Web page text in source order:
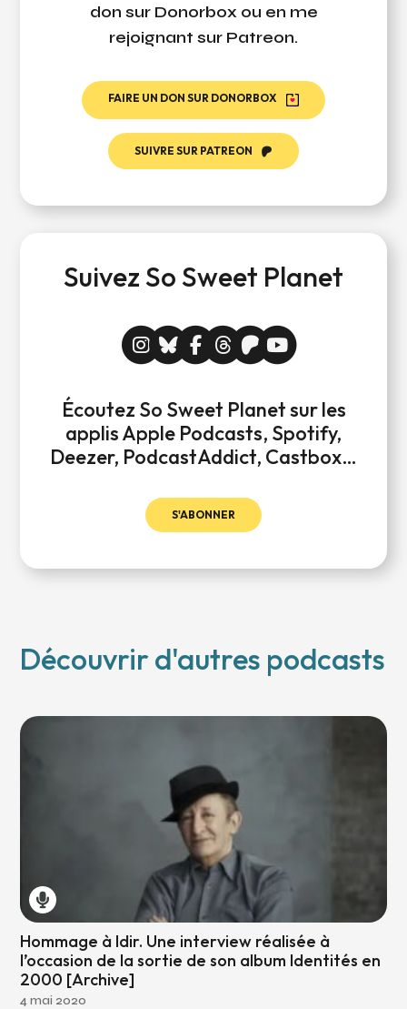
don sur Donorbox ou en me
rejoignant sur Patreon.
FAIRE UN DON SUR DONORBOX
SUIVRE SUR PATREON
Suivez So Sweet Planet
Écoutez So Sweet Planet sur les
applis Apple Podcasts, Spotify,
Deezer, PodcastAddict, Castbox…
S'ABONNER
Découvrir d'autres podcasts
Hommage à Idir. Une interview réalisée à
l’occasion de la sortie de son album Identités en
2000 [Archive]
4 mai 2020